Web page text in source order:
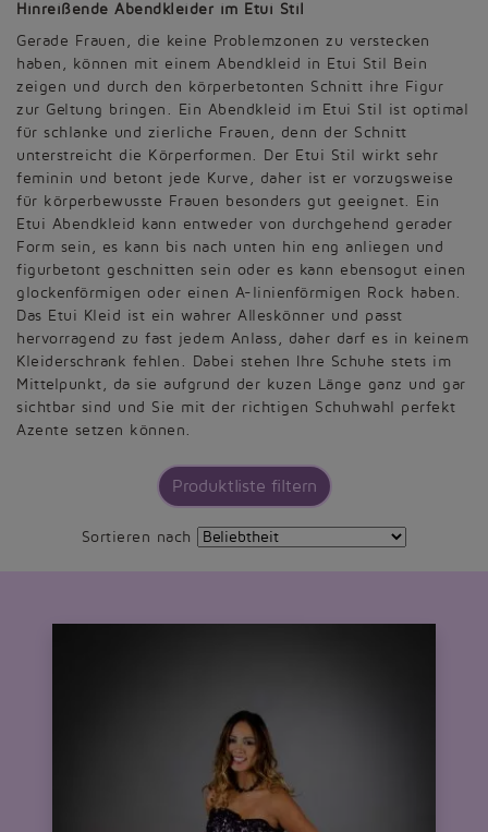
Hinreißende Abendkleider im Etui Stil
Gerade Frauen, die keine Problemzonen zu verstecken
haben, können mit einem Abendkleid in Etui Stil Bein
zeigen und durch den körperbetonten Schnitt ihre Figur
zur Geltung bringen. Ein Abendkleid im Etui Stil ist optimal
für schlanke und zierliche Frauen, denn der Schnitt
unterstreicht die Körperformen. Der Etui Stil wirkt sehr
feminin und betont jede Kurve, daher ist er vorzugsweise
für körperbewusste Frauen besonders gut geeignet. Ein
Etui Abendkleid kann entweder von durchgehend gerader
Form sein, es kann bis nach unten hin eng anliegen und
figurbetont geschnitten sein oder es kann ebensogut einen
glockenförmigen oder einen A-linienförmigen Rock haben.
Das Etui Kleid ist ein wahrer Alleskönner und passt
hervorragend zu fast jedem Anlass, daher darf es in keinem
Kleiderschrank fehlen. Dabei stehen Ihre Schuhe stets im
Mittelpunkt, da sie aufgrund der kuzen Länge ganz und gar
sichtbar sind und Sie mit der richtigen Schuhwahl perfekt
Azente setzen können.
Produktliste filtern
Sortieren nach